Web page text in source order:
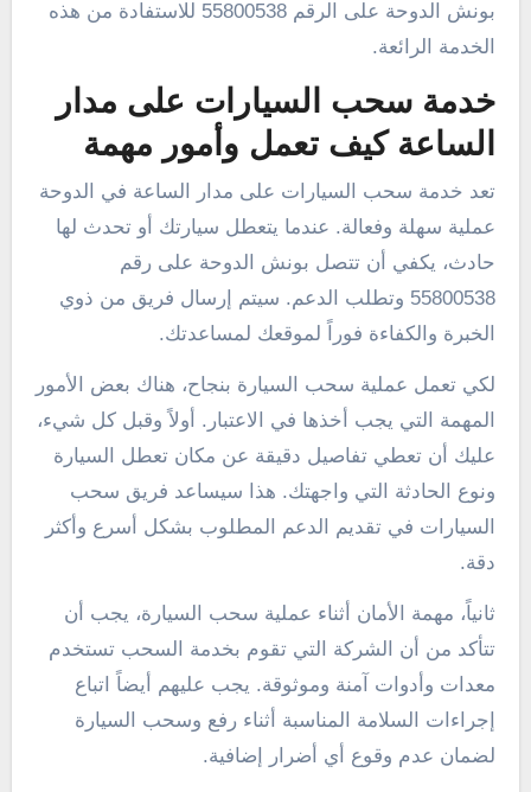
بونش الدوحة على الرقم 55800538 للاستفادة من هذه
الخدمة الرائعة.
خدمة سحب السيارات على مدار
الساعة كيف تعمل وأمور مهمة
تعد خدمة سحب السيارات على مدار الساعة في الدوحة
عملية سهلة وفعالة. عندما يتعطل سيارتك أو تحدث لها
حادث، يكفي أن تتصل بونش الدوحة على رقم
55800538 وتطلب الدعم. سيتم إرسال فريق من ذوي
الخبرة والكفاءة فوراً لموقعك لمساعدتك.
لكي تعمل عملية سحب السيارة بنجاح، هناك بعض الأمور
المهمة التي يجب أخذها في الاعتبار. أولاً وقبل كل شيء،
عليك أن تعطي تفاصيل دقيقة عن مكان تعطل السيارة
ونوع الحادثة التي واجهتك. هذا سيساعد فريق سحب
السيارات في تقديم الدعم المطلوب بشكل أسرع وأكثر
دقة.
ثانياً، مهمة الأمان أثناء عملية سحب السيارة، يجب أن
تتأكد من أن الشركة التي تقوم بخدمة السحب تستخدم
معدات وأدوات آمنة وموثوقة. يجب عليهم أيضاً اتباع
إجراءات السلامة المناسبة أثناء رفع وسحب السيارة
لضمان عدم وقوع أي أضرار إضافية.